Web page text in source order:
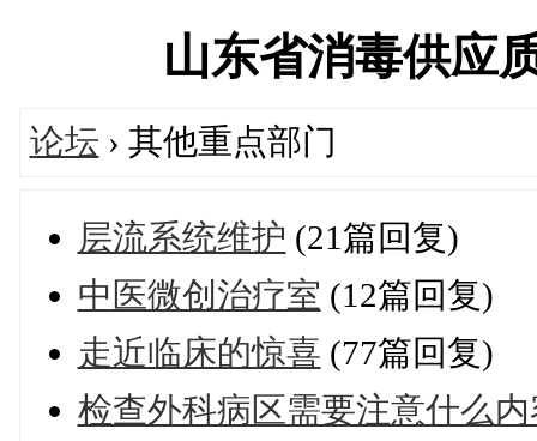
山东省消毒供应
论坛 › 其他重点部门
层流系统维护 (21篇回复)
中医微创治疗室 (12篇回复)
走近临床的惊喜 (77篇回复)
检查外科病区需要注意什么